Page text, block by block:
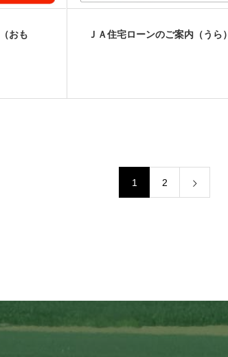
おも
ＪＡ住宅ローンのご案内（うら）
1 2